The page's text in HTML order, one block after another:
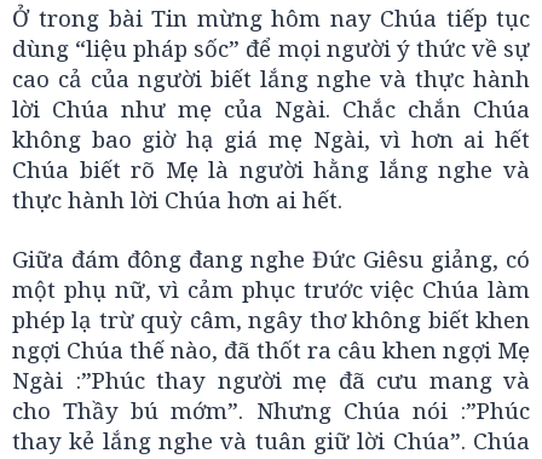
Ở trong bài Tin mừng hôm nay Chúa tiếp tục
dùng “liệu pháp sốc” để mọi người ý thức về sự
cao cả của người biết lắng nghe và thực hành
lời Chúa như mẹ của Ngài. Chắc chắn Chúa
không bao giờ hạ giá mẹ Ngài, vì hơn ai hết
Chúa biết rõ Mẹ là người hằng lắng nghe và
thực hành lời Chúa hơn ai hết.
Giữa đám đông đang nghe Đức Giêsu giảng, có
một phụ nữ, vì cảm phục trước việc Chúa làm
phép lạ trừ quỳ câm, ngây thơ không biết khen
ngợi Chúa thế nào, đã thốt ra câu khen ngợi Mẹ
Ngài :”Phúc thay người mẹ đã cưu mang và
cho Thầy bú mớm”. Nhưng Chúa nói :”Phúc
thay kẻ lắng nghe và tuân giữ lời Chúa”. Chúa